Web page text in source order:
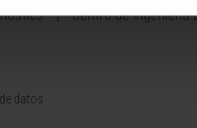
Centro de Ingeniería
datos